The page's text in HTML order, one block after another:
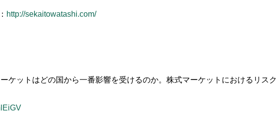
http://sekaitowatashi.com/
ーケットはどの国から一番影響を受けるのか。株式マーケットにおけるリスク